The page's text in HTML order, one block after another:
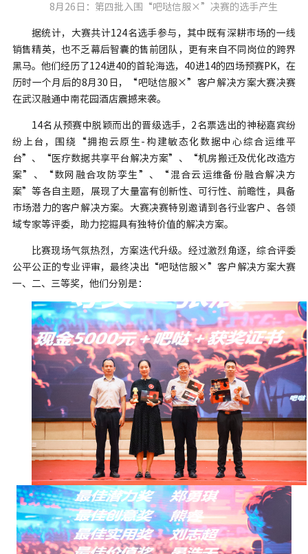
8月26日：第四批入围“吧哒信服×”决赛的选手产生
据统计，大赛共计124名选手参与，其中既有深耕市场的一线
销售精英，也不乏幕后智囊的售前团队，更有来自不同岗位的跨界
黑马。他们经历了124进40的首轮海选，40进14的四场预赛PK，在
历时一个月后的8月30日，“吧哒信服×”客户解决方案大赛决赛
在武汉融通中南花园酒店震撼来袭。
14名从预赛中脱颖而出的晋级选手，2名票选出的神秘嘉宾纷
纷上台，围绕“拥抱云原生-构建敏态化数据中心综合运维平
台”、“医疗数据共享平台解决方案”、“机房搬迁及优化改造方
案”、“数网融合攻防孪生”、“混合云运维备份融合解决方
案”等各自主题，展现了大量富有创新性、可行性、前瞻性，具备
市场潜力的客户解决方案。大赛决赛特别邀请到各行业客户、各领
域专家等评委，助力挖掘具有独特价值的解决方案。
比赛现场气氛热烈，方案迭代升级。经过激烈角逐，综合评委
公平公正的专业评审，最终决出“吧哒信服×”客户解决方案大赛
一、二、三等奖，他们分别是：